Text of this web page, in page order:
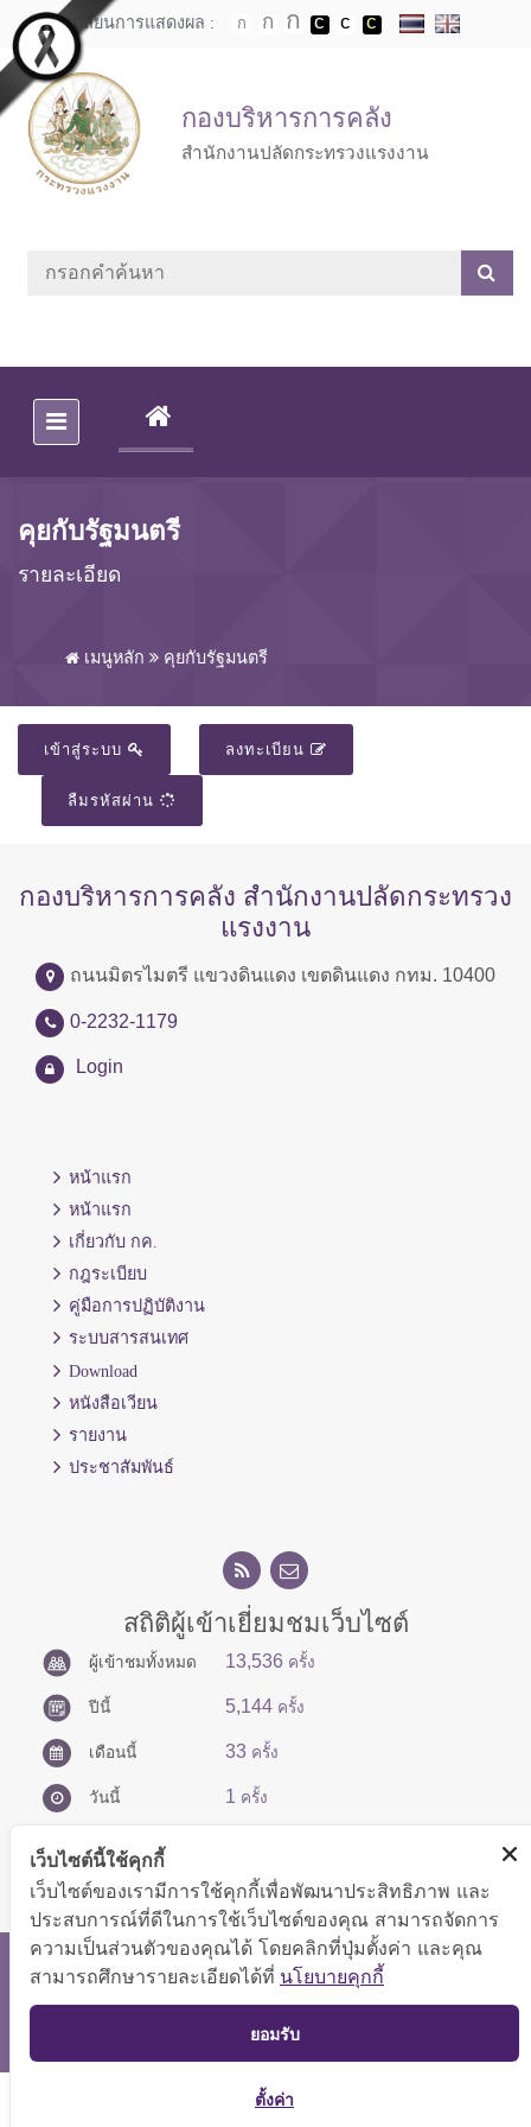
Skip to main content
เปลี่ยนการแสดงผล :
กองบริหารการคลัง
สำนักงานปลัดกระทรวงแรงงาน
(CURRENT)
คุยกับรัฐมนตรี
รายละเอียด
เมนูหลัก คุยกับรัฐมนตรี
เข้าสู่ระบบ ลงทะเบียน
ลืมรหัสผ่าน
กองบริหารการคลัง สำนักงานปลัดกระทรวง
แรงงาน
ถนนมิตรไมตรี แขวงดินแดง เขตดินแดง กทม. 10400
0-2232-1179
Login
หน้าแรก
หน้าแรก
เกี่ยวกับ กค.
กฎระเบียบ
คู่มือการปฏิบัติงาน
ระบบสารสนเทศ
Download
หนังสือเวียน
รายงาน
ประชาสัมพันธ์
สถิติผู้เข้าเยี่ยมชมเว็บไซต์
ผู้เข้าชมทั้งหมด 13,536 ครั้ง
ปีนี้ 5,144 ครั้ง
เดือนนี้ 33 ครั้ง
วันนี้ 1 ครั้ง
สงวนลิขสิทธิ์ © 2566 กองบริหารการคลัง
แสดงผลได้ดีที่ขนาดหน้าจอ 1024x768 pixel
แผนผังเว็บไซต์
TOP
เว็บไซต์นี้ใช้คุกกี้
เว็บไซต์ของเรามีการใช้คุกกี้เพื่อพัฒนาประสิทธิภาพ และ
ประสบการณ์ที่ดีในการใช้เว็บไซต์ของคุณ สามารถจัดการ
ความเป็นส่วนตัวของคุณได้ โดยคลิกที่ปุ่มตั้งค่า และคุณ
สามารถศึกษารายละเอียดได้ที่ นโยบายคุกกี้
ยอมรับ
ตั้งค่า